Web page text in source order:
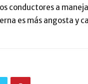
conductores a
es más angosta y